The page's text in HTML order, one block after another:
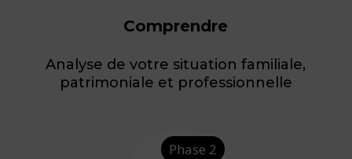
Comprendre
Analyse de votre situation familiale,
patrimoniale et professionnelle
Phase 2